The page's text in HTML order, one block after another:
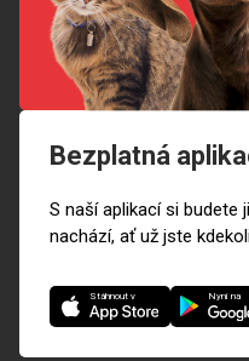
Bezplatná
S naší aplikací si budete
nachází, ať už jste
Stáhnout v Nyní na